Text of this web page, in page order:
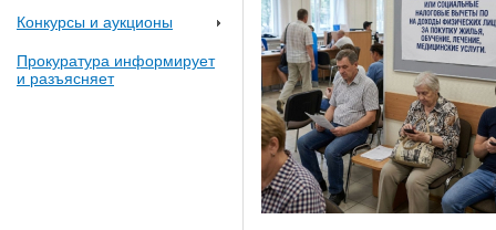
Конкурсы и аукционы
Прокуратура информирует
и разъясняет